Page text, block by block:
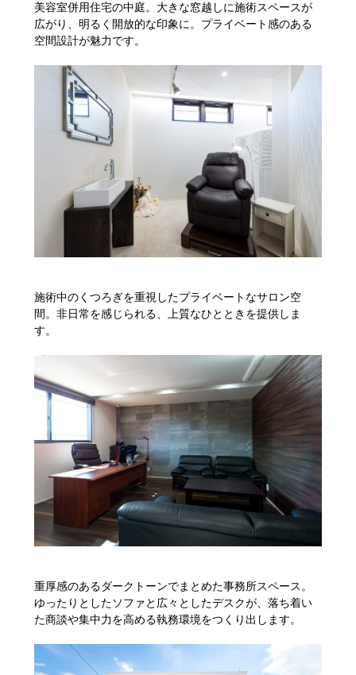
美容室併用住宅の中庭。大きな窓越しに施術スペースが
広がり、明るく開放的な印象に。プライベート感のある
空間設計が魅力です。
施術中のくつろぎを重視したプライベートなサロン空
間。非日常を感じられる、上質なひとときを提供しま
す。
重厚感のあるダークトーンでまとめた事務所スペース。
ゆったりとしたソファと広々としたデスクが、落ち着い
た商談や集中力を高める執務環境をつくり出します。